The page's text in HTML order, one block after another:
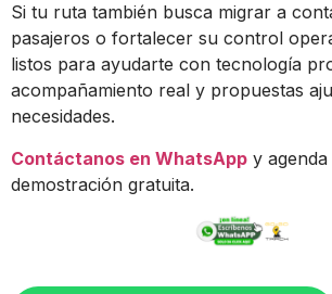
Si tu ruta también busca migrar a
pasajeros o fortalecer su control
listos para ayudarte con tecnología
acompañamiento real y propuestas
necesidades.
Contáctanos en WhatsApp y
demostración gratuita.